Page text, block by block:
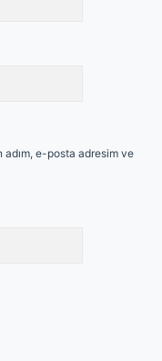
adım, e-posta adresim ve